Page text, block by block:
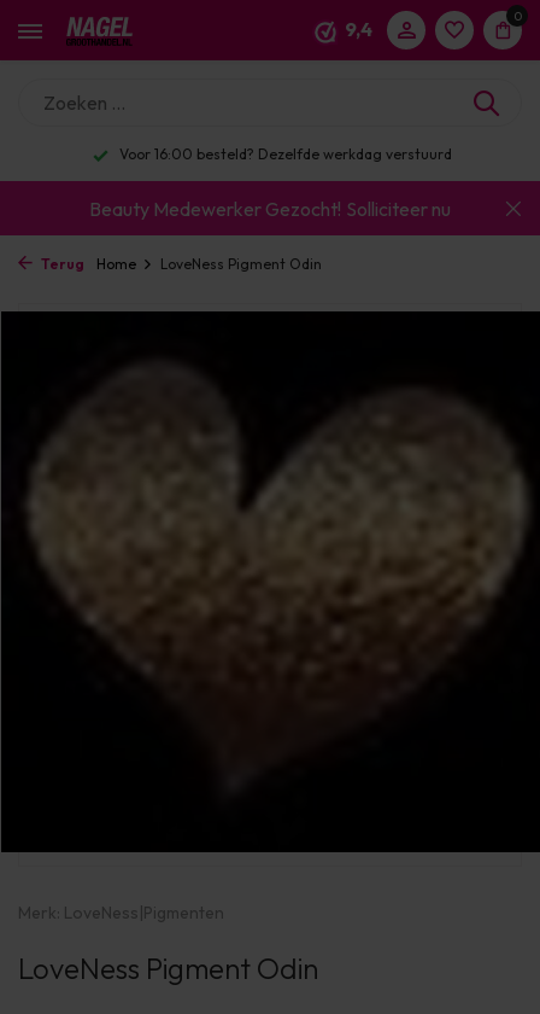
9,4
0
Voor 16:00 besteld? Dezelfde werkdag verstuurd
Beauty Medewerker Gezocht! Solliciteer nu
Terug Home LoveNess Pigment Odin
Merk: LoveNess|Pigmenten
LoveNess Pigment Odin